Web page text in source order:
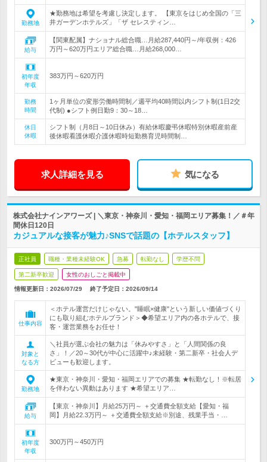
勤務地
★勤務地は希望を考慮し決定します。 【東京をはじめ全国の「三
井ガーデンホテルズ」「ザ セレスティン…
給与
【関東配属】ナショナル総合職…月給287,440円～/年収例：426
万円～620万円エリア総合職…月給268,000…
初年度
年収
383万円～620万円
勤務
時間
1ヶ月単位の変形労働時間制／週平均40時間以内シフト制(1日2交
代制) ●シフト例日勤9：30～18…
休日
休暇
シフト制（月8日～10日休み）有給休暇慶弔休暇特別休暇産前産
後休暇看護休暇介護休暇時短勤務育児時間制…
求人詳細を見る 気になる
株式会社ナインアワーズ | ＼東京・神奈川・愛知・福岡エリア募集！／＃年
間休日120日
カジュアルな接客が魅力♪SNSで話題の【ホテルスタッフ】
正社員 職種・業種未経験OK 急募 転勤なし 学歴不問
第二新卒歓迎 女性のおしごと掲載中
情報更新日：2026/07/29 終了予定日： 2026/09/14
仕事内容
＜ホテル運営だけじゃない。"睡眠×健康"という新しい価値づくり
にも取り組むホテルブランド＞◆希望エリア内の各ホテルで、接
客・運営業務をお任せ！
対象と
なる方
＼社員が選ぶ会社の魅力は「休みやすさ」と「人間関係の良
さ」！／20～30代が中心に活躍中♪未経験・第二新卒・社会人デ
ビューも歓迎します。
勤務地
★東京・神奈川・愛知・福岡エリアでの募集 ★転勤なし！※転居
を伴わない異動はあります ★希望エリア…
給与
【東京・神奈川】月給25万円～ ＋交通費全額支給【愛知・福
岡】月給22.3万円～ ＋交通費全額支給※別途、残業手当・…
初年度
年収
300万円～450万円